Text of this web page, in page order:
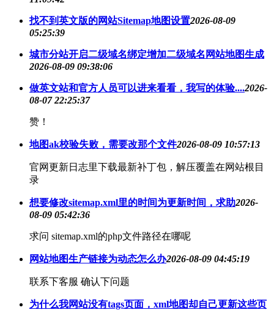
找不到英文版的网站Sitemap地图设置2026-08-09
05:25:39
城市分站开启二级域名绑定增加二级域名网站地图生成
2026-08-09 09:38:06
做英文站和官方人员可以进来看看，我写的体验....2026-
08-07 22:25:37
赞！
地图ak校验失败，需要改那个文件2026-08-09 10:57:13
官网更新日志里下载最新补丁包，解压覆盖在网站根目
录
想要修改sitemap.xml里的时间为更新时间，求助2026-
08-09 05:42:36
求问 sitemap.xml的php文件路径在哪呢
网站地图生产链接为动态怎么办2026-08-09 04:45:19
联系下客服 确认下问题
为什么我网站没有tags页面，xml地图却自己更新这些页